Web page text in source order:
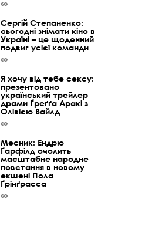
Сергій Степаненко:
сьогодні знімати кіно в
Україні – це щоденний
подвиг усієї команди
Я хочу від тебе сексу:
презентовано
український трейлер
драми Ґреґґа Аракі з
Олівією Вайлд
Месник: Ендрю
Ґарфілд очолить
масштабне народне
повстання в новому
екшені Пола
Ґрінґрасса